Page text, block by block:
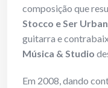
composição que
Stocco e Ser
guitarra e
Música & Studio
Em 2008, dando